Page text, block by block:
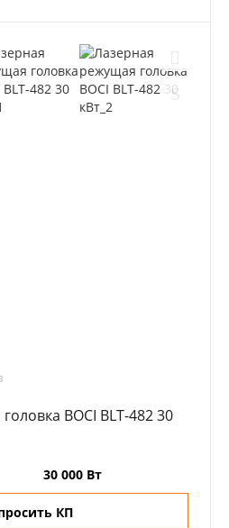
BOCI BLT-482 30
30 000 Вт
КП